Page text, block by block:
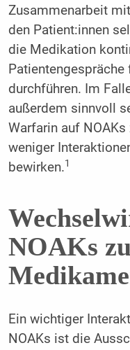
Zusammenarbeit
den Patient:innen
die Medikation
Patientengespräche
durchführen. Im
außerdem sinnvoll
Warfarin auf
weniger
bewirken.1
NOAKs
Ein wichtiger
NOAKs ist die